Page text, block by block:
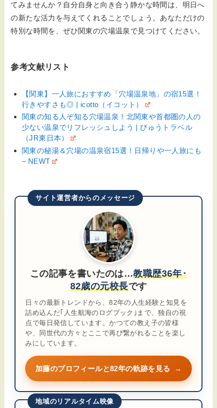
てみませんか？自分自身と向き合う静かな時間は、明日へ
の新たな活力を与えてくれることでしょう。あなただけの
特別な時間を、ぜひ関東の穴場温泉で見つけてください。
参考文献リスト
【関東】一人旅におすすめ「穴場温泉地」の宿15選！
行きやすさも◎ | icotto（イコット）
関東の知る人ぞ知る穴場温泉！北関東や首都圏の人の
少ない温泉でリフレッシュしよう | びゅうトラベル
（JR東日本）
関東の秘湯＆穴場の温泉宿15選！日帰りや一人旅にも
– NEWT
サイト運営者からのメッセージ
この記事を書いたのは…教職歴36年･
82歳の元校長です
日々の最新トレンドから、82年の人生経験と知見を
詰め込んだ｢人生航海のログブック｣まで、独自の視
点で毎日発信しています。かつての教え子の皆様
や、同世代の方々とここで再び繋がれることを楽し
みにしています。
加藤のプロフィールと82年の軌跡を見る →
地域のリアルタイム映像